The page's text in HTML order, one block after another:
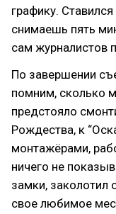
графику.
снимаешь пять
сам журналистов
По завершении
помним, сколько
предстояло
Рождества, к
монтажёрами,
ничего не
замки, заколотил
свое любимое